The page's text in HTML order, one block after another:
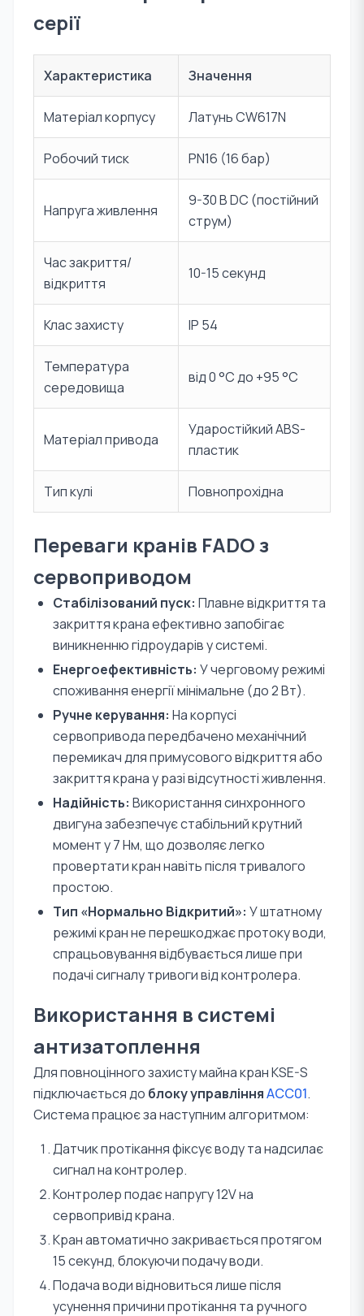
серії
Характеристика Значення
Матеріал корпусу Латунь CW617N
Робочий тиск PN16 (16 бар)
Напруга живлення
9-30 В DC (постійний
струм)
Час закриття/
відкриття
10-15 секунд
Клас захисту IP 54
Температура
середовища
від 0 °С до +95 °С
Матеріал привода
Ударостійкий ABS-
пластик
Тип кулі Повнопрохідна
Переваги кранів FADO з
сервоприводом
Стабілізований пуск: Плавне відкриття та
закриття крана ефективно запобігає
виникненню гідроударів у системі.
Енергоефективність: У черговому режимі
споживання енергії мінімальне (до 2 Вт).
Ручне керування: На корпусі
сервопривода передбачено механічний
перемикач для примусового відкриття або
закриття крана у разі відсутності живлення.
Надійність: Використання синхронного
двигуна забезпечує стабільний крутний
момент у 7 Нм, що дозволяє легко
провертати кран навіть після тривалого
простою.
Тип «Нормально Відкритий»: У штатному
режимі кран не перешкоджає протоку води,
спрацьовування відбувається лише при
подачі сигналу тривоги від контролера.
Використання в системі
антизатоплення
Для повноцінного захисту майна кран KSE-S
підключається до блоку управлінняACC01.
Система працює за наступним алгоритмом:
Датчик протікання фіксує воду та надсилає
сигнал на контролер.
Контролер подає напругу 12V на
сервопривід крана.
Кран автоматично закривається протягом
15 секунд, блокуючи подачу води.
Подача води відновиться лише після
усунення причини протікання та ручного